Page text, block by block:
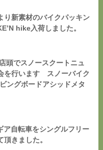
り新素材のバイクパッキン
hike入荷しました。
頭でスノースクートニュ
を行います スノーバイク
ングボードアシッドメタ
ア自転車をシングルフリー
きました。